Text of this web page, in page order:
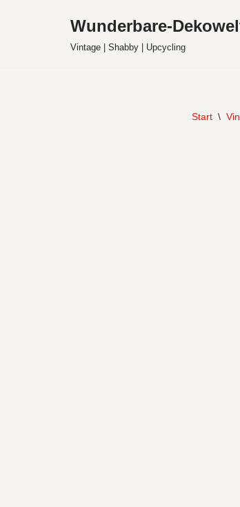
Wunderbare-
Vintage | Shabby | Upcycling
Start \